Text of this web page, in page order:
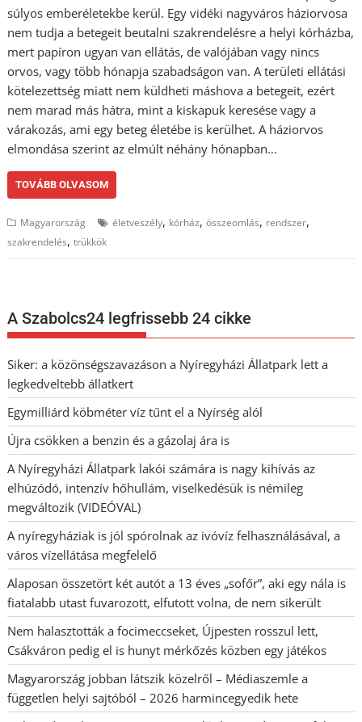
súlyos emberéletekbe kerül. Egy vidéki nagyváros háziorvosa
nem tudja a betegeit beutalni szakrendelésre a helyi kórházba,
mert papíron ugyan van ellátás, de valójában vagy nincs
orvos, vagy több hónapja szabadságon van. A területi ellátási
kötelezettség miatt nem küldheti máshova a betegeit, ezért
nem marad más hátra, mint a kiskapuk keresése vagy a
várakozás, ami egy beteg életébe is kerülhet. A háziorvos
elmondása szerint az elmúlt néhány hónapban…
TOVÁBB OLVASOM
Magyarország életveszély, kórház,összeomlás, rendszer,
szakrendelés,trükkök
A Szabolcs24 legfrissebb 24 cikke
Siker: a közönségszavazáson a Nyíregyházi Állatpark lett a
legkedveltebb állatkert
Egymilliárd köbméter víz tűnt el a Nyírség alól
Újra csökken a benzin és a gázolaj ára is
A Nyíregyházi Állatpark lakói számára is nagy kihívás az
elhúzódó, intenzív hőhullám, viselkedésük is némileg
megváltozik (VIDEÓVAL)
A nyíregyháziak is jól spórolnak az ivóvíz felhasználásával, a
város vízellátása megfelelő
Alaposan összetört két autót a 13 éves „sofőr”, aki egy nála is
fiatalabb utast fuvarozott, elfutott volna, de nem sikerült
Nem halasztották a focimeccseket, Újpesten rosszul lett,
Csákváron pedig el is hunyt mérkőzés közben egy játékos
Magyarország jobban látszik közelről – Médiaszemle a
független helyi sajtóból – 2026 harmincegyedik hete